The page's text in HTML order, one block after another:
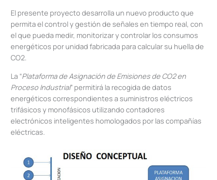
El presente proyecto desarrolla un nuevo producto que
permita el control y gestión de señales en tiempo real, con
el que pueda medir, monitorizar y controlar los consumos
energéticos por unidad fabricada para calcular su huella de
CO2.
La “Plataforma de Asignación de Emisiones de CO2 en
Proceso Industrial” permitirá la recogida de datos
energéticos correspondientes a suministros eléctricos
trifásicos y monofásicos utilizando contadores
electrónicos inteligentes homologados por las compañías
eléctricas.